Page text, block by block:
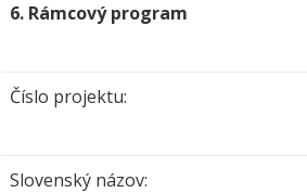
6. Rámcový program
Číslo projektu:
Slovenský názov: